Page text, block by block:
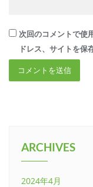
次回のコメントで使
ドレス、サイトを保
ARCHIVES
2024年4月